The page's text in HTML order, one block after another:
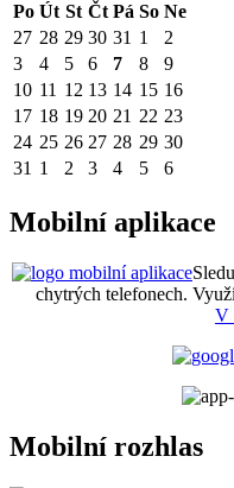
Po Út St Čt Pá So Ne
27 28 29 30 31 1
2
3
4 5 6 7 8
9
10 11 12 13 14 15 16
17 18 19 20 21 22 23
24 25 26 27 28 29 30
31 1 2 3 4 5 6
Mobilní aplikace
chytrých telefonech.
V
Mobilní rozhlas